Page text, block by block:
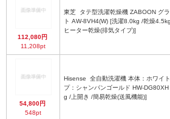
112,080円
11,208pt
東芝
ト AW-8VH4(W) [洗濯8.0kg /乾燥
ヒーター乾燥(排気タイプ)]
54,800円
548pt
Hisense
プ：シャンパンゴールド HW-
g /上開き /簡易乾燥(送風機能)]